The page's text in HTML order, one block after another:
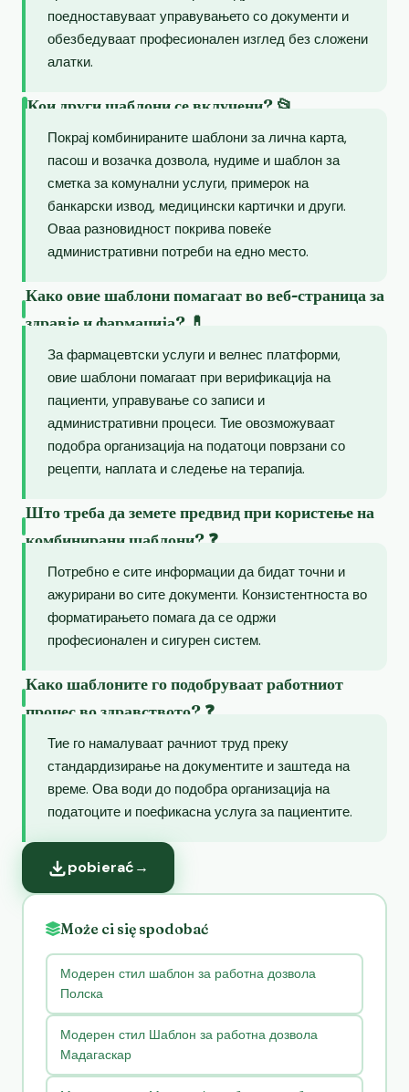
поедноставуваат управувањето со документи и
обезбедуваат професионален изглед без сложени
алатки.
Кои други шаблони се вклучени? 📂
Покрај комбинираните шаблони за лична карта,
пасош и возачка дозвола, нудиме и шаблон за
сметка за комунални услуги, примерок на
банкарски извод, медицински картички и други.
Оваа разновидност покрива повеќе
административни потреби на едно место.
Како овие шаблони помагаат во веб-страница за
здравје и фармација? 💊
За фармацевтски услуги и велнес платформи,
овие шаблони помагаат при верификација на
пациенти, управување со записи и
административни процеси. Тие овозможуваат
подобра организација на податоци поврзани со
рецепти, наплата и следење на терапија.
Што треба да земете предвид при користење на
комбинирани шаблони? ❓
Потребно е сите информации да бидат точни и
ажурирани во сите документи. Конзистентноста во
форматирањето помага да се одржи
професионален и сигурен систем.
Како шаблоните го подобруваат работниот
процес во здравството? ❓
Тие го намалуваат рачниот труд преку
стандардизирање на документите и заштеда на
време. Ова води до подобра организација на
податоците и поефикасна услуга за пациентите.
pobierać→
Może ci się spodobać
Модерен стил шаблон за работна дозвола
Полска
Модерен стил Шаблон за работна дозвола
Мадагаскар